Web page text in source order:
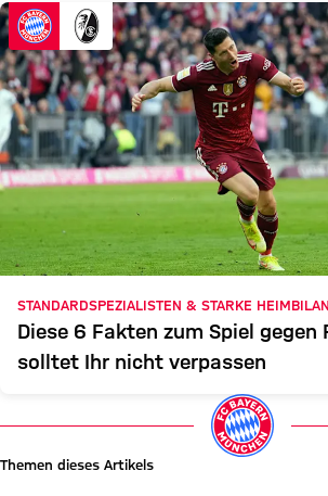
STANDARDSPEZIALISTEN & STARKE
Diese 6 Fakten zum Spiel gegen
solltet Ihr nicht verpassen
Themen dieses Artikels